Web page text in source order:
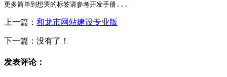
更多简单到想哭的标签请参考开发手册...
上一篇： 和龙市网站建设专业版
下一篇：没有了！
发表评论：